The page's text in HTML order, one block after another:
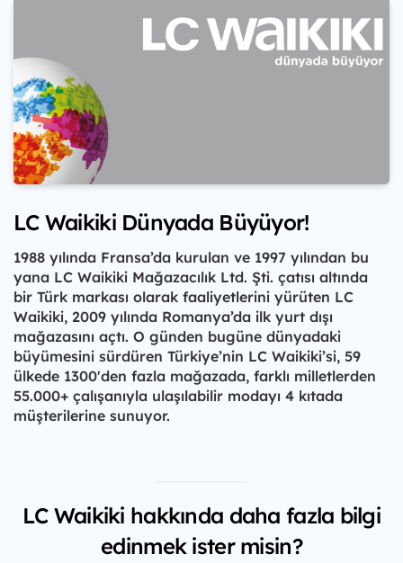
LC Waikiki Dünyada Büyüyor!
1988 yılında Fransa’da kurulan ve 1997 yılından bu
yana LC Waikiki Mağazacılık Ltd. Şti. çatısı altında
bir Türk markası olarak faaliyetlerini yürüten LC
Waikiki, 2009 yılında Romanya’da ilk yurt dışı
mağazasını açtı. O günden bugüne dünyadaki
büyümesini sürdüren Türkiye’nin LC Waikiki’si, 59
ülkede 1300'den fazla mağazada, farklı milletlerden
55.000+ çalışanıyla ulaşılabilir modayı 4 kıtada
müşterilerine sunuyor.
LC Waikiki hakkında daha fazla bilgi
edinmek ister misin?